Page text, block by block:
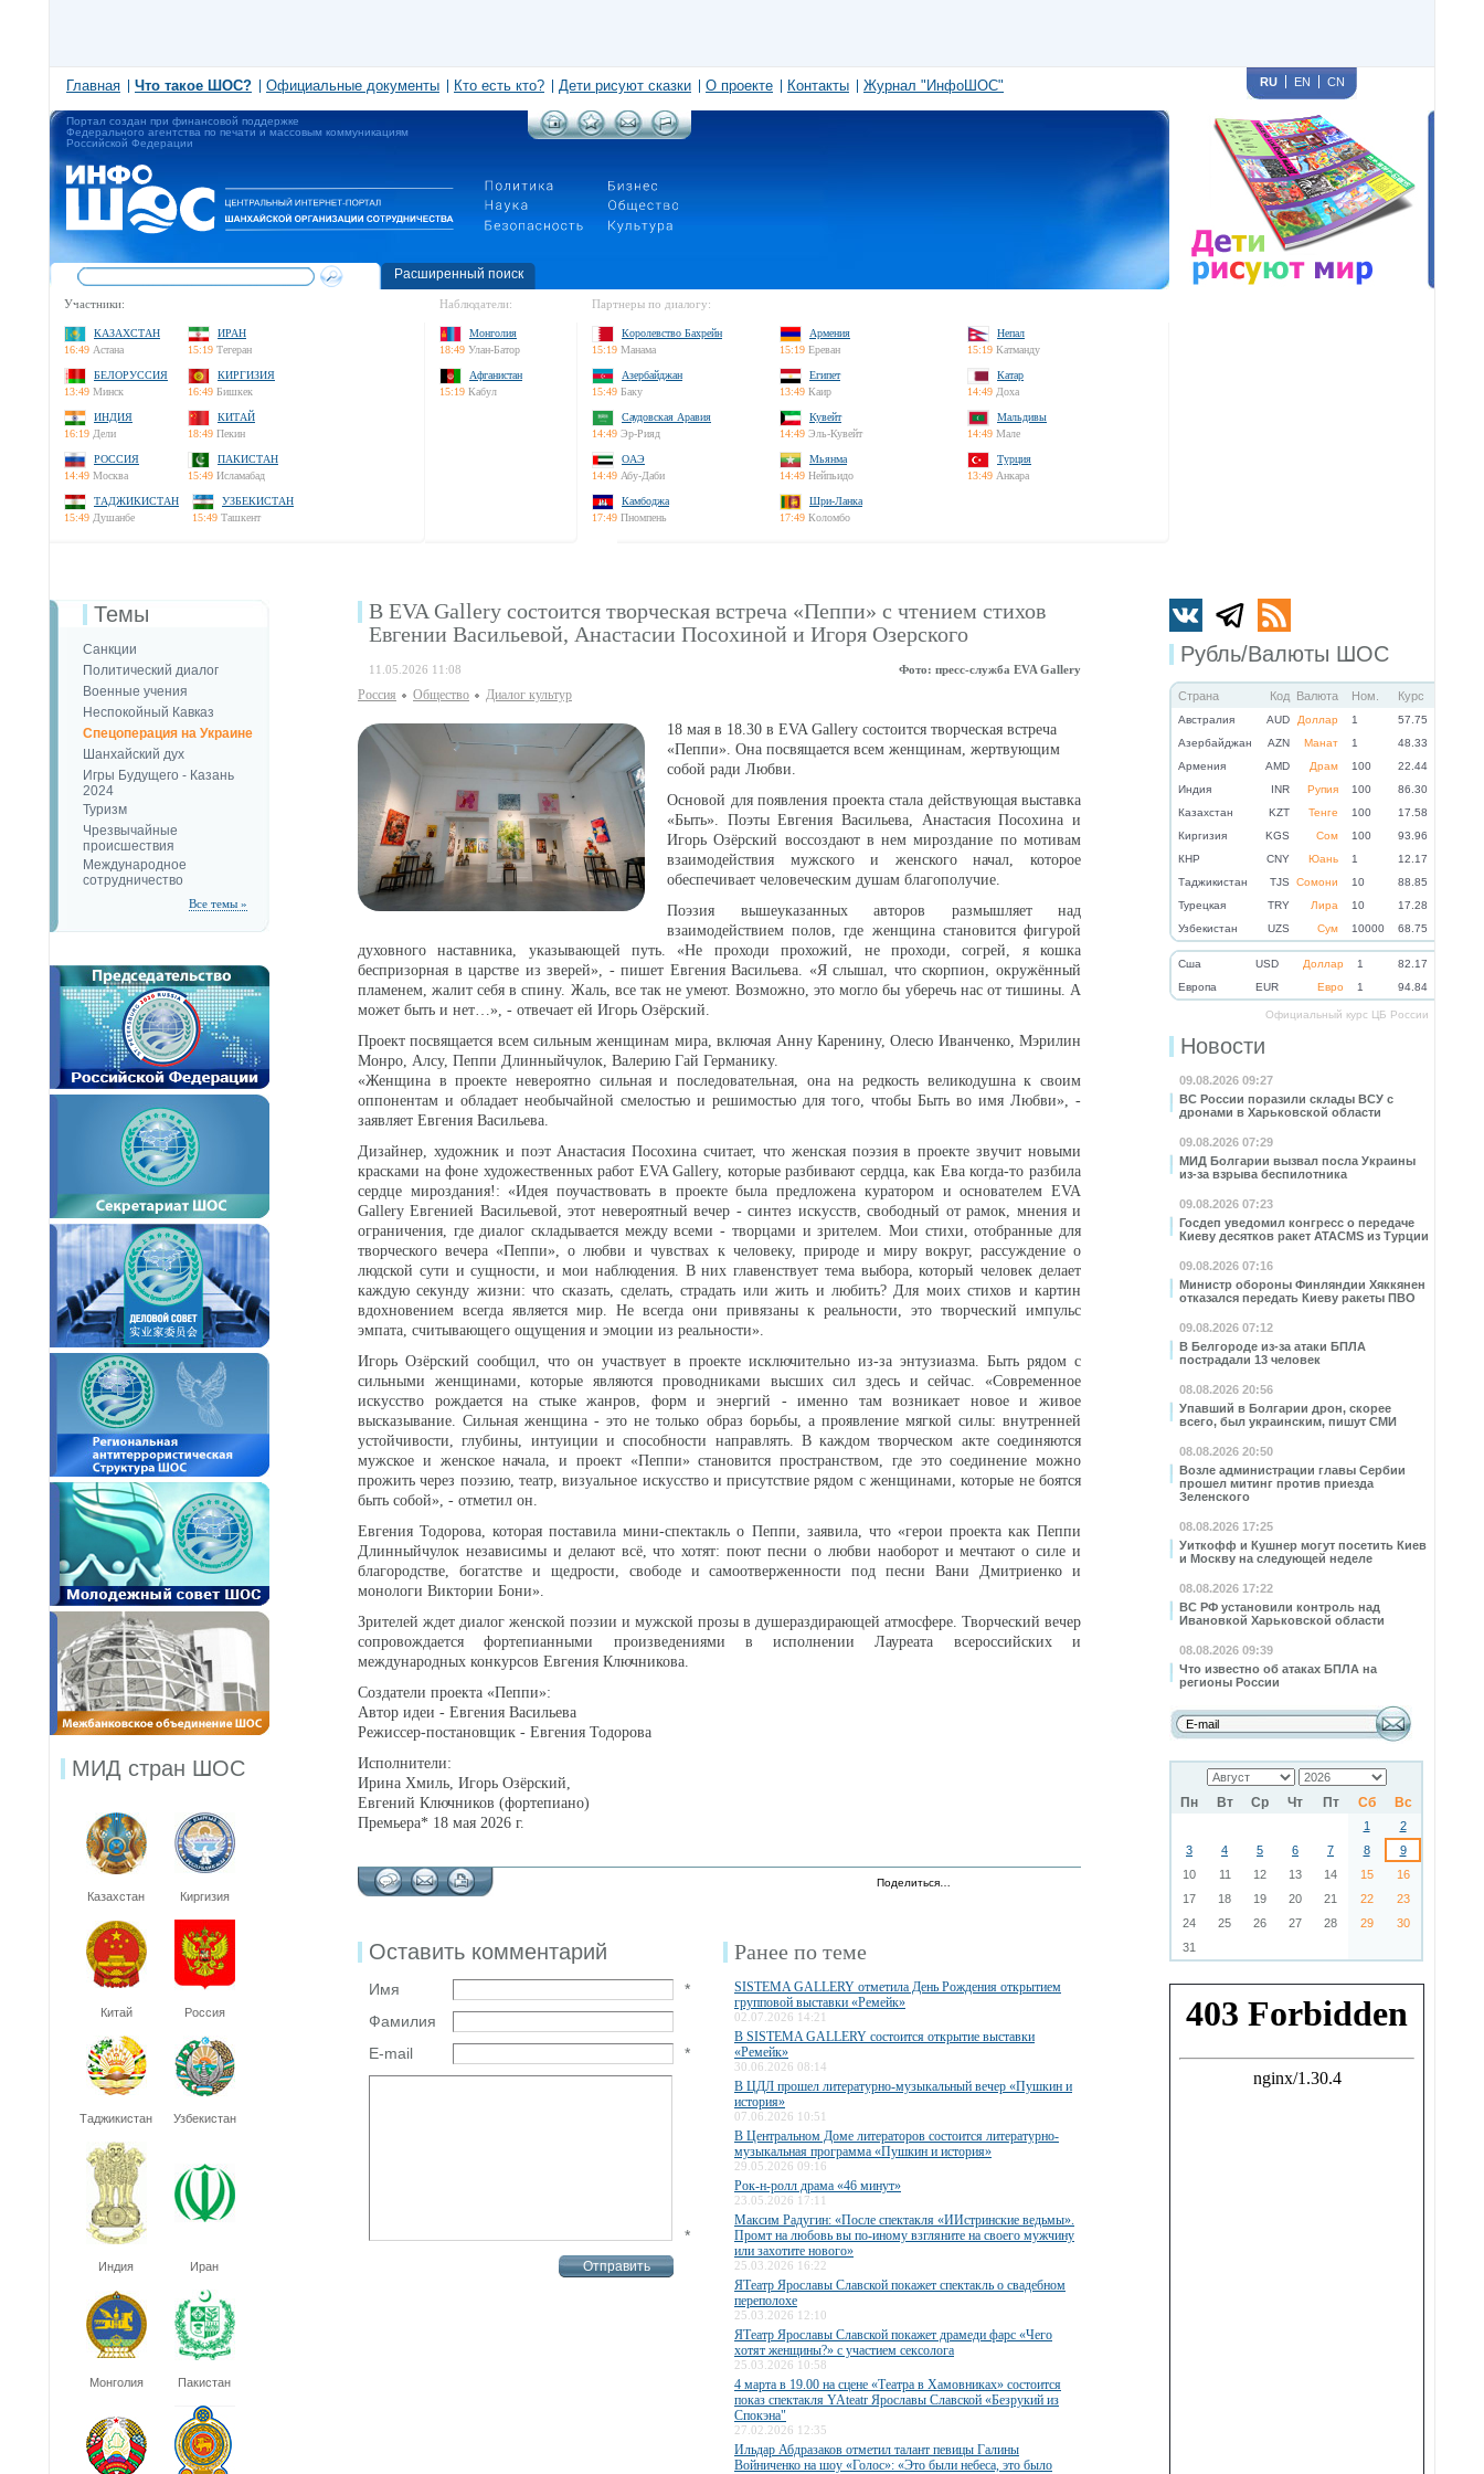
Главная Что такое ШОС? Официальные документы Кто есть кто? Дети рисуют сказки О проекте Контакты Журнал "ИнфоШОС" RU EN CN
Портал создан при финансовой поддержке
Федерального агентства по печати и массовым коммуникациям
Российской Федерации
Расширенный поиск
Участники:
КАЗАХСТАН
16:49 Астана
ИРАН
15:19 Тегеран
БЕЛОРУССИЯ
13:49 Минск
КИРГИЗИЯ
16:49 Бишкек
ИНДИЯ
16:19 Дели
КИТАЙ
18:49 Пекин
РОССИЯ
14:49 Москва
ПАКИСТАН
15:49 Исламабад
ТАДЖИКИСТАН
15:49 Душанбе
УЗБЕКИСТАН
15:49 Ташкент
Наблюдатели:
Монголия
18:49 Улан-Батор
Афганистан
15:19 Кабул
Партнеры по диалогу:
Королевство Бахрейн
15:19 Манама
Армения
15:19 Ереван
Непал
15:19 Катманду
Азербайджан
15:49 Баку
Египет
13:49 Каир
Катар
14:49 Доха
Саудовская Аравия
14:49 Эр-Рияд
Кувейт
14:49 Эль-Кувейт
Мальдивы
14:49 Мале
ОАЭ
14:49 Абу-Даби
Мьянма
14:49 Нейпьидо
Турция
13:49 Анкара
Камбоджа
17:49 Пномпень
Шри-Ланка
17:49 Коломбо
Рубль/Валюты ШОС
Страна Код Валюта Ном. Курс
Австралия AUD Доллар 1
57.75
Азербайджан
AZN Манат 1
48.33
Армения
AMD Драм 100
22.44
Индия
INR Рупия 100
86.30
Казахстан
KZT Тенге 100
17.58
Киргизия
KGS Сом 100
93.96
КНР
CNY Юань 1
12.17
Таджикистан
TJS Сомони 10
88.85
Турецкая
TRY Лира 10
17.28
Узбекистан
UZS Сум 10000 68.75
Cша USD Доллар 1
82.17
Eвропа
EUR Евро 1 94.84
Официальный курс ЦБ России
Новости
09.08.2026 09:27
ВС России поразили склады ВСУ с
дронами в Харьковской области
09.08.2026 07:29
МИД Болгарии вызвал посла Украины
из-за взрыва беспилотника
09.08.2026 07:23
Госдеп уведомил конгресс о передаче
Киеву десятков ракет ATACMS из Турции
09.08.2026 07:16
Министр обороны Финляндии Хяккянен
отказался передать Киеву ракеты ПВО
09.08.2026 07:12
В Белгороде из-за атаки БПЛА
пострадали 13 человек
08.08.2026 20:56
Упавший в Болгарии дрон, скорее
всего, был украинским, пишут СМИ
08.08.2026 20:50
Возле администрации главы Сербии
прошел митинг против приезда
Зеленского
08.08.2026 17:25
Уиткофф и Кушнер могут посетить Киев
и Москву на следующей неделе
08.08.2026 17:22
ВС РФ установили контроль над
Ивановкой Харьковской области
08.08.2026 09:39
Что известно об атаках БПЛА на
регионы России
Пн Вт Ср Чт Пт Сб Вс
1
2
3
4 5 6 7 8
9
10
11 12 13 14 15
16
17
18 19 20 21 22
23
24
25 26 27 28 29
30
31
Темы
Санкции
Политический диалог
Военные учения
Неспокойный Кавказ
Спецоперация на Украине
Шанхайский дух
Игры Будущего - Казань
2024
Туризм
Чрезвычайные
происшествия
Международное
сотрудничество
Все темы »
МИД стран ШОС
Казахстан Киргизия
Китай Россия
Таджикистан Узбекистан
Индия Иран
Монголия Пакистан
В EVA Gallery состоится творческая встреча «Пеппи» с чтением стихов
Евгении Васильевой, Анастасии Посохиной и Игоря Озерского
11.05.2026 11:08 Фото: пресс-служба EVA Gallery
Россия Общество Диалог культур
18 мая в 18.30 в EVA Gallery состоится творческая встреча
«Пеппи». Она посвящается всем женщинам, жертвующим
собой ради Любви.
Основой для появления проекта стала действующая выставка
«Быть». Поэты Евгения Васильева, Анастасия Посохина и
Игорь Озёрский воссоздают в нем мироздание по мотивам
взаимодействия мужского и женского начал, которое
обеспечивает человеческим душам благополучие.
Поэзия вышеуказанных авторов размышляет над
взаимодействием полов, где женщина становится фигурой
духовного наставника, указывающей путь. «Не проходи прохожий, не проходи, согрей, я кошка
беспризорная в царстве из зверей», - пишет Евгения Васильева. «Я слышал, что скорпион, окружённый
пламенем, жалит себя в спину. Жаль, все так не умеют. Возможно, это могло бы уберечь нас от тишины. А
может быть и нет…», - отвечает ей Игорь Озёрский.
Проект посвящается всем сильным женщинам мира, включая Анну Каренину, Олесю Иванченко, Мэрилин
Монро, Алсу, Пеппи Длинныйчулок, Валерию Гай Германику.
«Женщина в проекте невероятно сильная и последовательная, она на редкость великодушна к своим
оппонентам и обладает необычайной смелостью и решимостью для того, чтобы Быть во имя Любви», -
заявляет Евгения Васильева.
Дизайнер, художник и поэт Анастасия Посохина считает, что женская поэзия в проекте звучит новыми
красками на фоне художественных работ EVA Gallery, которые разбивают сердца, как Ева когда-то разбила
сердце мироздания!: «Идея поучаствовать в проекте была предложена куратором и основателем EVA
Gallery Евгенией Васильевой, этот невероятный вечер - синтез искусств, свободный от рамок, мнения и
ограничения, где диалог складывается между всеми - творцами и зрителем. Мои стихи, отобранные для
творческого вечера «Пеппи», о любви и чувствах к человеку, природе и миру вокруг, рассуждение о
людской сути и сущности, и мои наблюдения. В них главенствует тема выбора, который человек делает
каждую секунду жизни: что сказать, сделать, страдать или жить и любить? Для моих стихов и картин
вдохновением всегда является мир. Не всегда они привязаны к реальности, это творческий импульс
эмпата, считывающего ощущения и эмоции из реальности».
Игорь Озёрский сообщил, что он участвует в проекте исключительно из-за энтузиазма. Быть рядом с
сильными женщинами, которые являются проводниками высших сил здесь и сейчас. «Современное
искусство рождается на стыке жанров, форм и энергий - именно там возникает новое и живое
высказывание. Сильная женщина - это не только образ борьбы, а проявление мягкой силы: внутренней
устойчивости, глубины, интуиции и способности направлять. В каждом творческом акте соединяются
мужское и женское начала, и проект «Пеппи» становится пространством, где это соединение можно
прожить через поэзию, театр, визуальное искусство и присутствие рядом с женщинами, которые не боятся
быть собой», - отметил он.
Евгения Тодорова, которая поставила мини-спектакль о Пеппи, заявила, что «герои проекта как Пеппи
Длинныйчулок независимы и делают всё, что хотят: поют песни о любви наоборот и мечтают о силе и
благородстве, богатстве и щедрости, свободе и самоотверженности под песни Вани Дмитриенко и
монологи Виктории Бони».
Зрителей ждет диалог женской поэзии и мужской прозы в душераздирающей атмосфере. Творческий вечер
сопровождается фортепианными произведениями в исполнении Лауреата всероссийских и
международных конкурсов Евгения Ключникова.
Создатели проекта «Пеппи»:
Автор идеи - Евгения Васильева
Режиссер-постановщик - Евгения Тодорова
Исполнители:
Ирина Хмиль, Игорь Озёрский,
Евгений Ключников (фортепиано)
Премьера* 18 мая 2026 г.
Поделиться…
Оставить комментарий
Имя
*
Фамилия
E-mail
*
*
Ранее по теме
SISTEMA GALLERY отметила День Рождения открытием
групповой выставки «Ремейк»
02.07.2026 14:21
В SISTEMA GALLERY состоится открытие выставки
«Ремейк»
30.06.2026 08:14
В ЦДЛ прошел литературно-музыкальный вечер «Пушкин и
история»
07.06.2026 10:51
В Центральном Доме литераторов состоится литературно-
музыкальная программа «Пушкин и история»
29.05.2026 09:16
Рок-н-ролл драма «46 минут»
23.05.2026 17:11
Максим Радугин: «После спектакля «ИИстринские ведьмы».
Промт на любовь вы по-иному взгляните на своего мужчину
или захотите нового»
25.03.2026 16:22
ЯТеатр Ярославы Славской покажет спектакль о свадебном
переполохе
25.03.2026 12:10
ЯТеатр Ярославы Славской покажет драмеди фарс «Чего
хотят женщины?» с участием сексолога
25.03.2026 10:58
4 марта в 19.00 на сцене «Театра в Хамовниках» состоится
показ спектакля YAteatr Ярославы Славской «Безрукий из
Спокэна"
27.02.2026 12:35
Ильдар Абдразаков отметил талант певицы Галины
Войниченко на шоу «Голос»: «Это были небеса, это было